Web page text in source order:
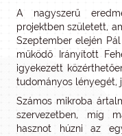
A nagyszerű
projektben született,
Szeptember elején Pál
működő Irányított
igyekezett
tudományos lényegét,
Számos mikroba
szervezetben, míg
hasznot húzni az